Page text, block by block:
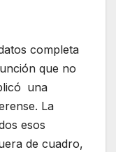
completa
que no
una
La
esos
de cuadro,